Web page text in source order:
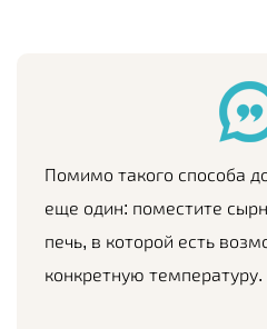
Помимо такого способа
еще один: поместите
печь, в которой есть
конкретную температуру.